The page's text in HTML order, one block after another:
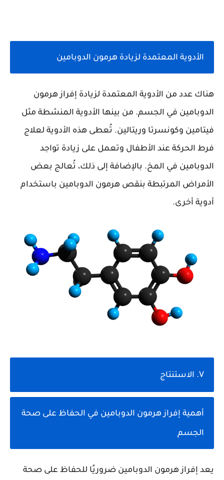
الأدوية المعتمدة لزيادة هرمون الدوبامين
هناك عدد من الأدوية المعتمدة لزيادة إفراز هرمون
الدوبامين في الجسم. من بينها الأدوية المنشطة مثل
فيتامين وكونسرتا وريتالين. تُعطى هذه الأدوية لعلاج
فرط الحركة عند الأطفال وتعمل على زيادة تواجد
الدوبامين في المخ. بالإضافة إلى ذلك، تُعالج بعض
الأمراض المرتبطة بنقص هرمون الدوبامين باستخدام
أدوية أخرى.
V. الاستنتاج
أهمية إفراز هرمون الدوبامين في الحفاظ على صحة
الجسم
يعد إفراز هرمون الدوبامين ضروريًا للحفاظ على صحة